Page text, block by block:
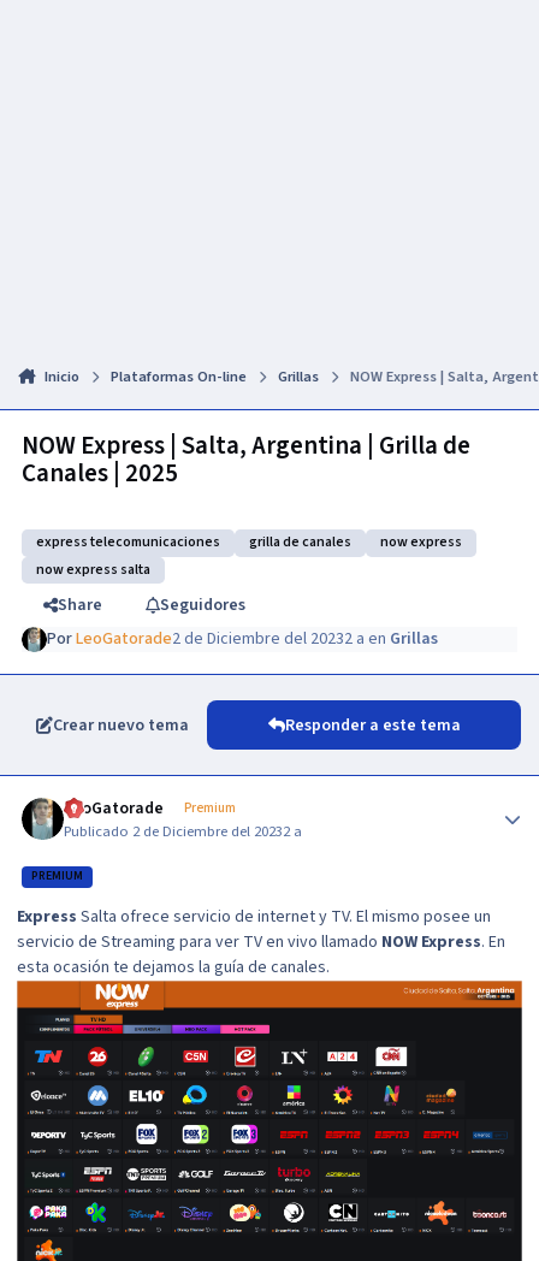
Inicio Plataformas On-line Grillas NOW Express | Salta,
NOW Express | Salta, Argentina | Grilla de
Canales | 2025
express telecomunicaciones grilla de canales
now express
now express salta
Share
Seguidores
PorLeoGatorade2 de Diciembre del 20232 a en Grillas
Crear nuevo tema Responder a este tema
LeoGatorade Premium
Publicado 2 de Diciembre del 20232 a
PREMIUM
Express Salta ofrece servicio de internet y TV. El mismo posee un
servicio de Streaming para ver TV en vivo llamado NOW Express. En
esta ocasión te dejamos la guía de canales.